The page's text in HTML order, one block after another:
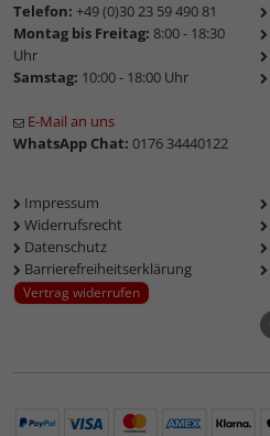
Telefon: +49 (0)30 23 59 490 81
Montag bis Freitag: 8:00 - 18:30
Uhr
Samstag: 10:00 - 18:00 Uhr
E-Mail an uns
WhatsApp Chat: 0176 34440122
Impressum
Widerrufsrecht
Datenschutz
Barrierefreiheitserklärung
Vertrag widerrufen